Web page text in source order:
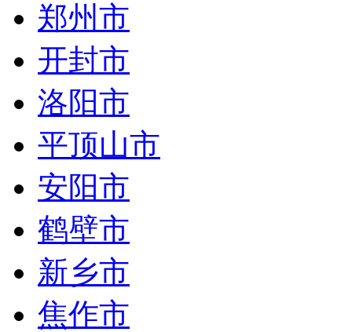
郑州市
开封市
洛阳市
平顶山市
安阳市
鹤壁市
新乡市
焦作市